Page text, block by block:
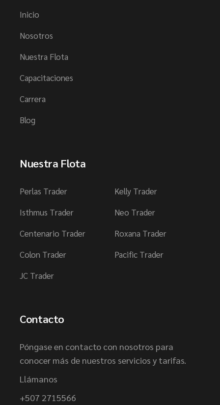
Inicio
Nosotros
Nuestra Flota
Capacitaciones
Carrera
Blog
Nuestra Flota
Perlas Trader
Isthmus Trader
Centenario Trader
Colon Trader
JC Trader
Kelly Trader
Neo Trader
Roxana Trader
Pacific Trader
Contacto
Póngase en contacto con nosotros para
conocer más de nuestros servicios y tarifas.
Llámanos
+507 2715566